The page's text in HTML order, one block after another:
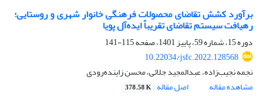
برآورد کشش‌ تقاضای محصولات فرهنگی خانوار شهری و روستایی؛
رهیافت سیستم تقاضای تقریباً ایده‌آل پویا
دوره 15، شماره 59، پاییز 1401، صفحه
115-141
10.22034/jsfc.2022.128568
نجمه نجیب‌زاده، عبدالمجید جلائی، محسن زاینده‌رودی
مشاهده مقاله
اصل مقاله 378.58 K